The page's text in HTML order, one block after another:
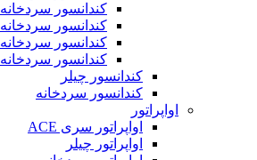
کندانسور سردخانه ACS-463C
کندانسور سردخانه ACS-663A
کندانسور سردخانه ACS-663B
کندانسور سردخانه ACS-663C
کندانسور چیلر
کندانسور سردخانه
اواپراتور
اواپراتور سری ACE
اواپراتور چیلر